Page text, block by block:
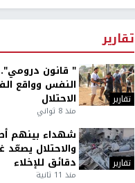
تقارير
تقارير
" قانون
النفس وواقع
الاحتلال
منذ 8 ثواني
تقارير
شهداء بينهم
والاحتلال يصعّد
دقائق للإخلاء
منذ 11 ثانية